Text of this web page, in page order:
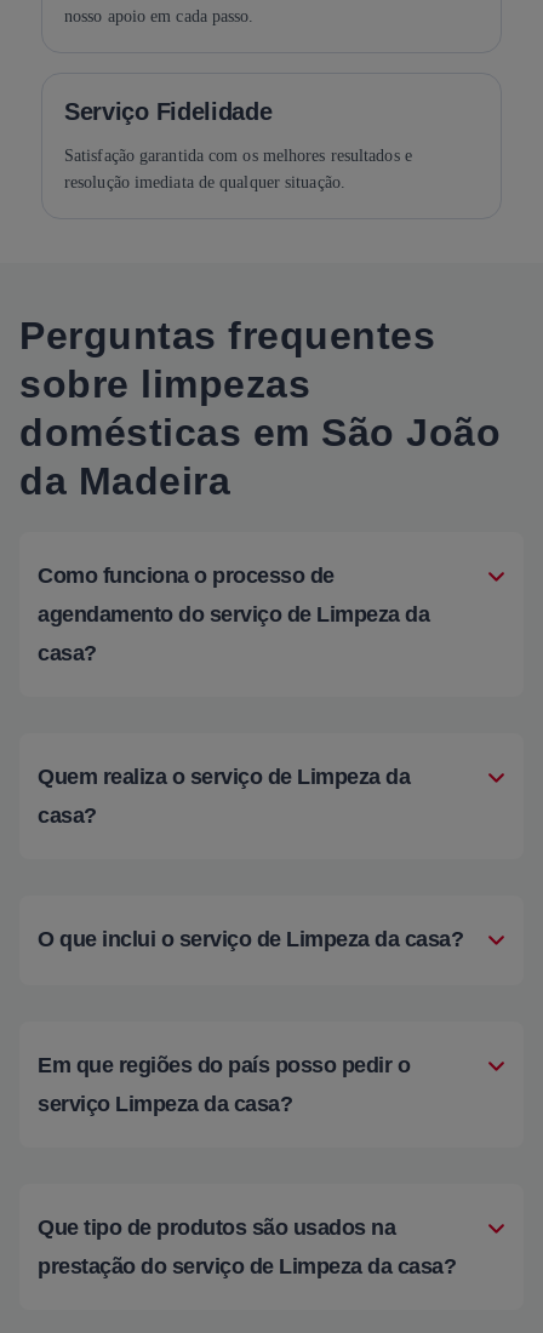
nosso apoio em cada passo.
Serviço Fidelidade
Satisfação garantida com os melhores resultados e
resolução imediata de qualquer situação.
Perguntas frequentes
sobre limpezas
domésticas em São João
da Madeira
Como funciona o processo de
agendamento do serviço de Limpeza da
casa?
Quem realiza o serviço de Limpeza da
casa?
O que inclui o serviço de Limpeza da casa?
Em que regiões do país posso pedir o
serviço Limpeza da casa?
Que tipo de produtos são usados na
prestação do serviço de Limpeza da casa?